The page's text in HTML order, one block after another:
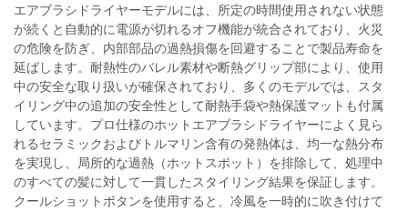
エアブラシドライヤーモデルには、所定の時間使用されない状態
が続くと自動的に電源が切れるオフ機能が統合されており、火災
の危険を防ぎ、内部部品の過熱損傷を回避することで製品寿命を
延ばします。耐熱性のバレル素材や断熱グリップ部により、使用
中の安全な取り扱いが確保されており、多くのモデルでは、スタ
イリング中の追加の安全性として耐熱手袋や熱保護マットも付属
しています。プロ仕様のホットエアブラシドライヤーによく見ら
れるセラミックおよびトルマリン含有の発熱体は、均一な熱分布
を実現し、局所的な過熱（ホットスポット）を排除して、処理中
のすべての髪に対して一貫したスタイリング結果を保証します。
クールショットボタンを使用すると、冷風を一時的に吹き付けて